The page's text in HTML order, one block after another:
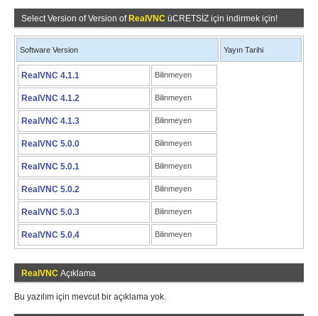
Select Version of Version of RealVNC üCRETSİZ için indirmek için!
Software Version Yayın Tarihi
RealVNC 4.1.1 Bilinmeyen
RealVNC 4.1.2 Bilinmeyen
RealVNC 4.1.3 Bilinmeyen
RealVNC 5.0.0 Bilinmeyen
RealVNC 5.0.1 Bilinmeyen
RealVNC 5.0.2 Bilinmeyen
RealVNC 5.0.3 Bilinmeyen
RealVNC 5.0.4 Bilinmeyen
RealVNC Açıklama
Bu yazılım için mevcut bir açıklama yok.